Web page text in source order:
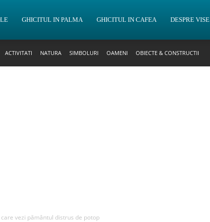
GHICITUL IN PALMA GHICITUL IN CAFEA DESPRE VISE
ACTIVITATI NATURA SIMBOLURI OAMENI OBIECTE & CONSTRUCTII
vezi pământul distrus de potop